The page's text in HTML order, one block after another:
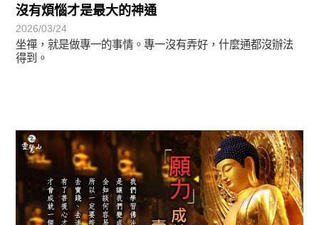
沒有煩惱才是最大的神通
2026/03/24
坐禪，就是做專一的事情。專一沒有弄好，什麼通都沒辦法
得到。
圓滿覺-華嚴期